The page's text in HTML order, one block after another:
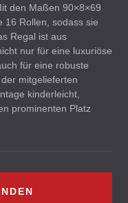
den Maßen 90×8×69
16 Rollen, sodass sie
Regal ist aus
nur für eine luxuriöse
für eine robuste
mitgelieferten
kinderleicht,
prominenten Platz